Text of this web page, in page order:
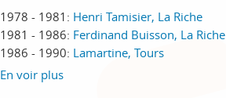
1978 - 1981: Henri Tamisier, La Riche
1981 - 1986: Ferdinand Buisson, La Riche
1986 - 1990: Lamartine, Tours
En voir plus